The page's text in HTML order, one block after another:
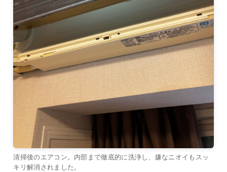
清掃後のエアコン。内部まで徹底的に洗浄し、嫌なニオイもスッ
キリ解消されました。